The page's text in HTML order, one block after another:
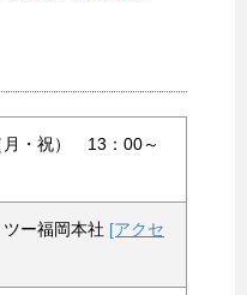
月・祝） 13：00～
ー福岡本社 [アクセ